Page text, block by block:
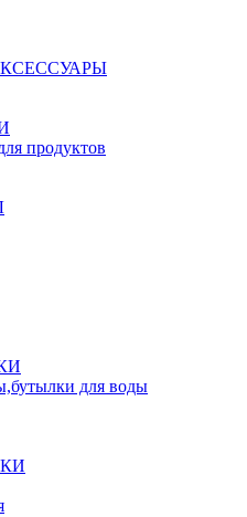
продуктов
для воды